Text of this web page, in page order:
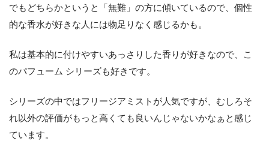
でもどちらかというと「無難」の方に傾いているので、個性
的な香水が好きな人には物足りなく感じるかも。
私は基本的に付けやすいあっさりした香りが好きなので、こ
のパフューム シリーズも好きです。
シリーズの中ではフリージアミストが人気ですが、むしろそ
れ以外の評価がもっと高くても良いんじゃないかなぁと感じ
ています。